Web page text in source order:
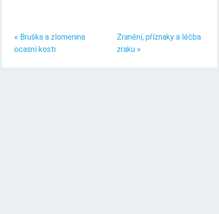
« Bruška a zlomenina
ocasní kosti
Zranění, příznaky a léčba
zraku »